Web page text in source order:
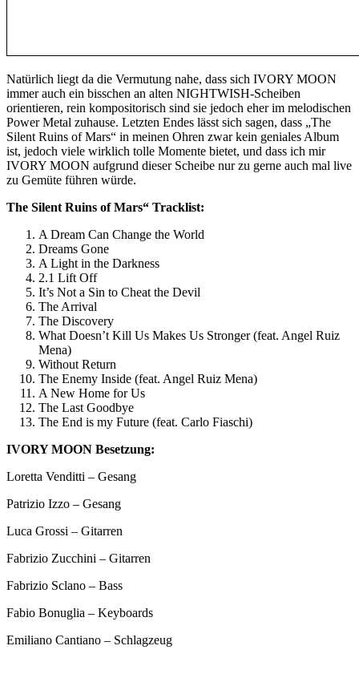
Natürlich liegt da die Vermutung nahe, dass sich IVORY MOON
immer auch ein bisschen an alten NIGHTWISH-Scheiben
orientieren, rein kompositorisch sind sie jedoch eher im melodischen
Power Metal zuhause. Letzten Endes lässt sich sagen, dass „The
Silent Ruins of Mars“ in meinen Ohren zwar kein geniales Album
ist, jedoch viele wirklich tolle Momente bietet, und dass ich mir
IVORY MOON aufgrund dieser Scheibe nur zu gerne auch mal live
zu Gemüte führen würde.
The Silent Ruins of Mars“ Tracklist:
A Dream Can Change the World
Dreams Gone
A Light in the Darkness
2.1 Lift Off
It’s Not a Sin to Cheat the Devil
The Arrival
The Discovery
What Doesn’t Kill Us Makes Us Stronger (feat. Angel Ruiz
Mena)
Without Return
The Enemy Inside (feat. Angel Ruiz Mena)
A New Home for Us
The Last Goodbye
The End is my Future (feat. Carlo Fiaschi)
IVORY MOON Besetzung:
Loretta Venditti – Gesang
Patrizio Izzo – Gesang
Luca Grossi – Gitarren
Fabrizio Zucchini – Gitarren
Fabrizio Sclano – Bass
Fabio Bonuglia – Keyboards
Emiliano Cantiano – Schlagzeug